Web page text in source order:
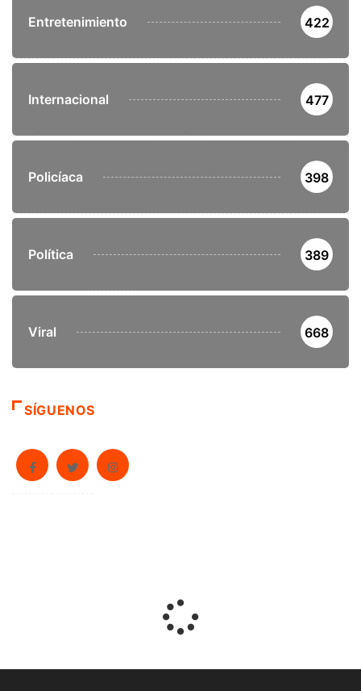
Entretenimiento 422
Internacional 477
Policíaca 398
Política 389
Viral 668
SÍGUENOS